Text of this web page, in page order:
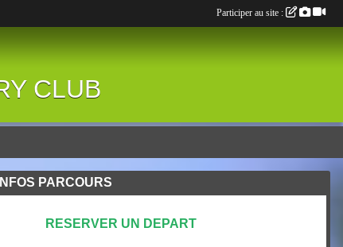
CLUB
INFOS PARCOURS
RESERVER UN DEPART
Participer au site :